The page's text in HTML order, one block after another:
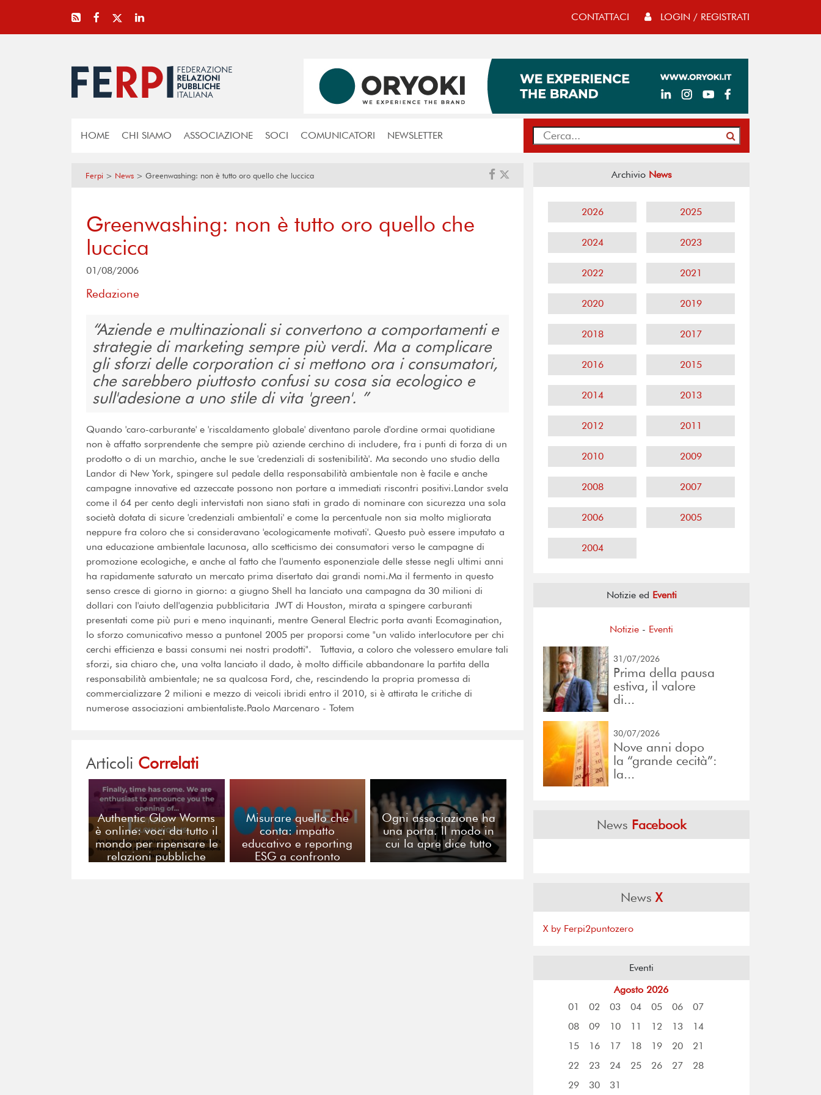
CONTATTACI LOGIN / REGISTRATI
HOME CHI SIAMO ASSOCIAZIONE SOCI COMUNICATORI NEWSLETTER
Ferpi > News > Greenwashing: non è tutto oro quello che luccica
Greenwashing: non è tutto oro quello che
luccica
01/08/2006
Redazione
Aziende e multinazionali si convertono a comportamenti e
strategie di marketing sempre più verdi. Ma a complicare
gli sforzi delle corporation ci si mettono ora i consumatori,
che sarebbero piuttosto confusi su cosa sia ecologico e
sull'adesione a uno stile di vita 'green'.
Quando 'caro-carburante' e 'riscaldamento globale' diventano parole d'ordine ormai quotidiane
non è affatto sorprendente che sempre più aziende cerchino di includere, fra i punti di forza di un
prodotto o di un marchio, anche le sue 'credenziali di sostenibilità'. Ma secondo uno studio della
Landor di New York, spingere sul pedale della responsabilità ambientale non è facile e anche
campagne innovative ed azzeccate possono non portare a immediati riscontri positivi.Landor svela
come il 64 per cento degli intervistati non siano stati in grado di nominare con sicurezza una sola
società dotata di sicure 'credenziali ambientali' e come la percentuale non sia molto migliorata
neppure fra coloro che si consideravano 'ecologicamente motivati'. Questo può essere imputato a
una educazione ambientale lacunosa, allo scetticismo dei consumatori verso le campagne di
promozione ecologiche, e anche al fatto che l'aumento esponenziale delle stesse negli ultimi anni
ha rapidamente saturato un mercato prima disertato dai grandi nomi.Ma il fermento in questo
senso cresce di giorno in giorno: a giugno Shell ha lanciato una campagna da 30 milioni di
dollari con l'aiuto dell'agenzia pubblicitaria JWT di Houston, mirata a spingere carburanti
presentati come più puri e meno inquinanti, mentre General Electric porta avanti Ecomagination,
lo sforzo comunicativo messo a puntonel 2005 per proporsi come "un valido interlocutore per chi
cerchi efficienza e bassi consumi nei nostri prodotti". Tuttavia, a coloro che volessero emulare tali
sforzi, sia chiaro che, una volta lanciato il dado, è molto difficile abbandonare la partita della
responsabilità ambientale; ne sa qualcosa Ford, che, rescindendo la propria promessa di
commercializzare 2 milioni e mezzo di veicoli ibridi entro il 2010, si è attirata le critiche di
numerose associazioni ambientaliste.Paolo Marcenaro - Totem
Articoli Correlati
Authentic Glow Worms
è online: voci da tutto il
mondo per ripensare le
relazioni pubbliche
Misurare quello che
conta: impatto
educativo e reporting
ESG a confronto
Ogni associazione ha
una porta. Il modo in
cui la apre dice tutto
Archivio News
2026 2025
2024 2023
2022 2021
2020 2019
2018 2017
2016 2015
2014 2013
2012 2011
2010 2009
2008 2007
2006 2005
2004
Notizie ed Eventi
Notizie - Eventi
31/07/2026
Prima della pausa
estiva, il valore
di...
30/07/2026
Nove anni dopo
la “grande cecità”:
la...
News Facebook
NewsX
X by Ferpi2puntozero
Eventi
Agosto 2026
01
02 03 04 05 06
07
08
09 10 11 12 13
14
15
16 17 18 19 20
21
22
23 24 25 26 27
28
29
30 31